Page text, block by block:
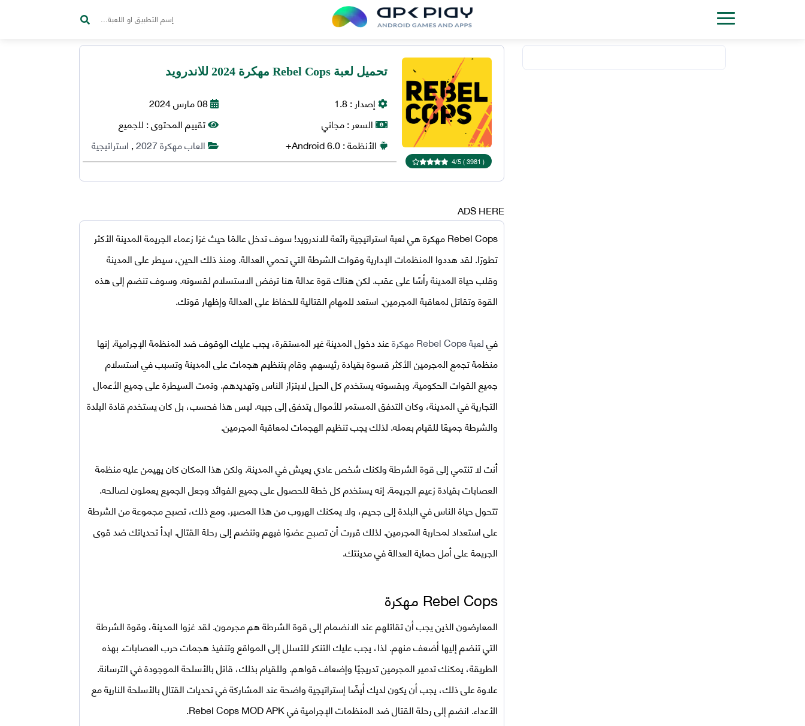
تحميل لعبة Rebel Cops مهكرة 2024 للاندرويد
إصدار :1.8
السعر :مجاني
الأنظمة :
Android6.0+
08 مارس 2024
تقييم المحتوى :للجميع
العاب مهكرة 2027
,استراتيجية
(
3981
)
4/5
ADS HERE
Rebel Cops مهكرة
هي لعبة استراتيجية رائعة للاندرويد! سوف تدخل عالمًا حيث غزا زعماء الجريمة المدينة الأكثر
تطورًا. لقد هددوا المنظمات الإدارية وقوات الشرطة التي تحمي العدالة. ومنذ ذلك الحين، سيطر على المدينة
وقلب حياة المدينة رأسًا على عقب. لكن هناك قوة عدالة هنا ترفض الاستسلام لقسوته. وسوف تنضم إلى هذه
القوة وتقاتل لمعاقبة المجرمين. استعد للمهام القتالية للحفاظ على العدالة وإظهار قوتك.
فيلعبةRebel Cops مهكرة
عند دخول المدينة غير المستقرة، يجب عليك الوقوف ضد المنظمة الإجرامية. إنها
منظمة تجمع المجرمين الأكثر قسوة بقيادة رئيسهم. وقام بتنظيم هجمات على المدينة وتسبب في استسلام
جميع القوات الحكومية. وبقسوته يستخدم كل الحيل لابتزاز الناس وتهديدهم. وتمت السيطرة على جميع الأعمال
التجارية في المدينة، وكان التدفق المستمر للأموال يتدفق إلى جيبه. ليس هذا فحسب، بل كان يستخدم قادة البلدة
والشرطة جميعًا للقيام بعمله. لذلك يجب تنظيم الهجمات لمعاقبة المجرمين.
أنت لا تنتمي إلى قوة الشرطة ولكنك شخص عادي يعيش في المدينة. ولكن هذا المكان كان يهيمن عليه منظمة
العصابات بقيادة زعيم الجريمة. إنه يستخدم كل خطة للحصول على جميع الفوائد وجعل الجميع يعملون لصالحه.
تتحول حياة الناس في البلدة إلى جحيم، ولا يمكنك الهروب من هذا المصير. ومع ذلك، تصبح مجموعة من الشرطة
على استعداد لمحاربة المجرمين. لذلك قررت أن تصبح عضوًا فيهم وتنضم إلى رحلة القتال. ابدأ تحدياتك ضد قوى
الجريمة على أمل حماية العدالة في مدينتك.
Rebel Cops مهكرة
المعارضون الذين يجب أن تقاتلهم عند الانضمام إلى قوة الشرطة هم مجرمون. لقد غزوا المدينة، وقوة الشرطة
التي تنضم إليها أضعف منهم. لذا، يجب عليك التنكر للتسلل إلى المواقع وتنفيذ هجمات حرب العصابات. بهذه
الطريقة، يمكنك تدمير المجرمين تدريجيًا وإضعاف قواهم. وللقيام بذلك، قاتل بالأسلحة الموجودة في الترسانة.
علاوة على ذلك، يجب أن يكون لديك أيضًا إستراتيجية واضحة عند المشاركة في تحديات القتال بالأسلحة النارية مع
الأعداء. انضم إلى رحلة القتال ضد المنظمات الإجرامية فيRebel Cops MOD APK
.